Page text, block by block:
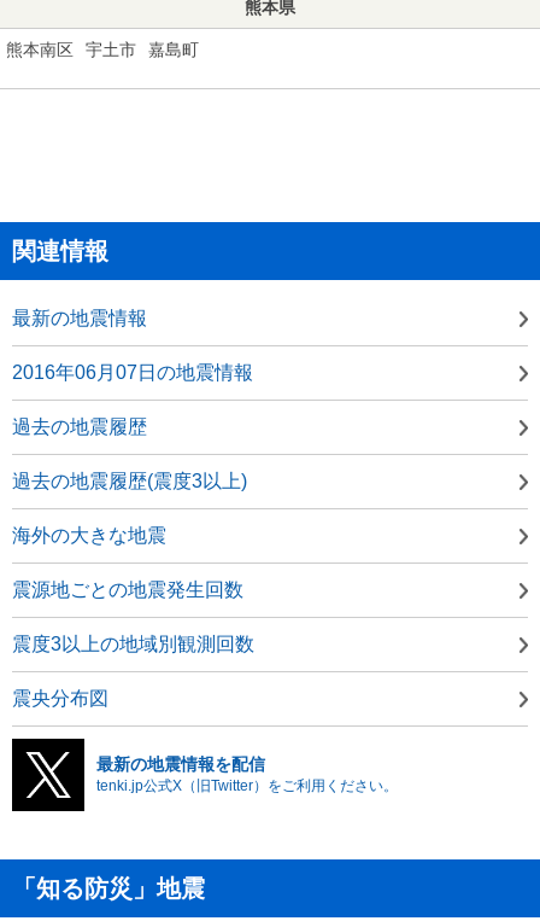
熊本県
熊本南区 宇土市 嘉島町
関連情報
最新の地震情報
2016年06月07日の地震情報
過去の地震履歴
過去の地震履歴(震度3以上)
海外の大きな地震
震源地ごとの地震発生回数
震度3以上の地域別観測回数
震央分布図
最新の地震情報を配信
tenki.jp公式X（旧Twitter）をご利用ください。
「知る防災」地震